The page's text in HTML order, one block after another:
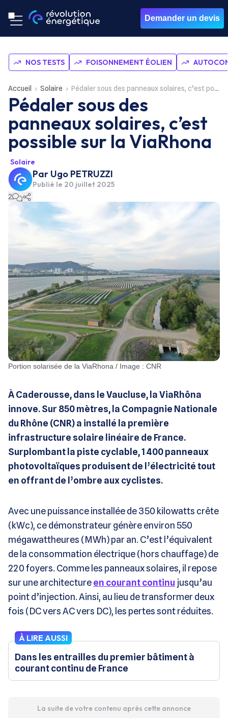
Demander un devis
NOS TESTS FOISONNEMENT ÉOLIEN
Accueil Solaire Pédaler sous des panneaux solaires, c’est possible sur la ViaRhona
Pédaler sous des
panneaux solaires, c’est
possible sur la ViaRhona
Solaire
Par Ugo PETRUZZI
Publié le 20 juillet 2025
2
Portion solarisée de la ViaRhona / Image : CNR
À Caderousse, dans le Vaucluse, la ViaRhôna
innove. Sur 850 mètres, la Compagnie Nationale
du Rhône (CNR) a installé la première
infrastructure solaire linéaire de France.
Surplombant la piste cyclable, 1 400 panneaux
photovoltaïques produisent de l’électricité tout
en offrant de l’ombre aux cyclistes.
Avec une puissance installée de 350 kilowatts crête
(kWc), ce démonstrateur génère environ 550
mégawattheures (MWh) par an. C’est l’équivalent
de la consommation électrique (hors chauffage) de
220 foyers. Comme les panneaux solaires, il repose
sur une architectureen courant continu jusqu’au
point d’injection. Ainsi, au lieu de transformer deux
fois (DC vers AC vers DC), les pertes sont réduites.
À LIRE AUSSI
Dans les entrailles du premier bâtiment à
courant continu de France
La suite de votre contenu après cette annonce